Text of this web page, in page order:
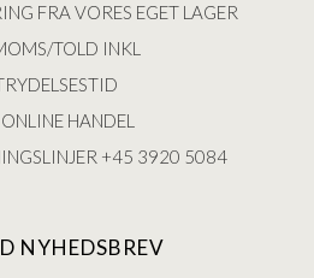
FRA VORES EGET LAGER
TOLD INKL
HANDEL
+45 3920 5084
NYHEDSBREV